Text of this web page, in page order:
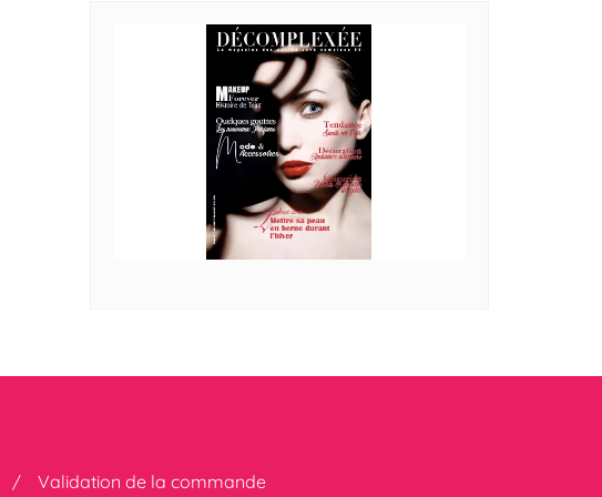
Validation de la commande